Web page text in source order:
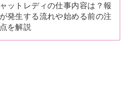
ットレディの仕事内容は？報
発生する流れや始める前の注
を解説